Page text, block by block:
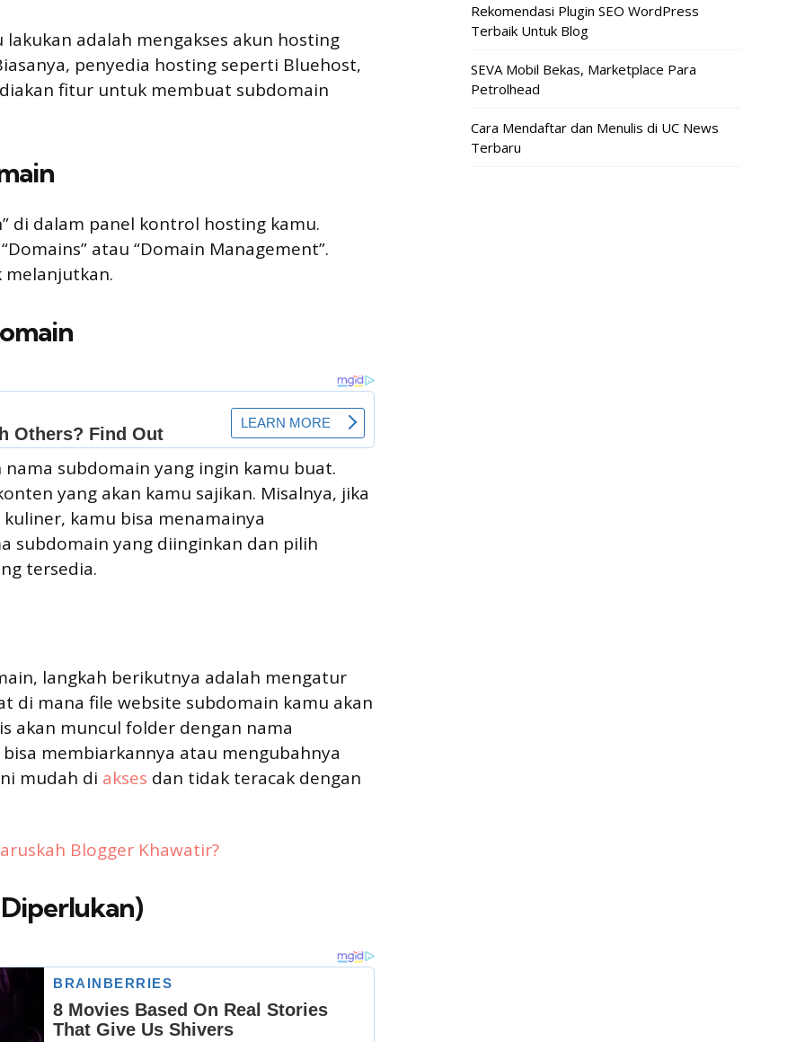
adalah mengakses akun hosting
penyedia hosting seperti Bluehost,
fitur untuk membuat subdomain
di dalam panel kontrol hosting kamu.
atau “Domain Management”.
melanjutkan.
subdomain yang ingin kamu buat.
yang akan kamu sajikan. Misalnya, jika
kamu bisa menamainya
subdomain yang diinginkan dan pilih
tersedia.
langkah berikutnya adalah mengatur
di mana file website subdomain kamu akan
akan muncul folder dengan nama
membiarkannya atau mengubahnya
mudah di akses dan tidak teracak dengan
Blogger Khawatir?
Rekomendasi Plugin SEO WordPress
Terbaik Untuk Blog
SEVA Mobil Bekas, Marketplace Para
Petrolhead
Cara Mendaftar dan Menulis di UC News
Terbaru